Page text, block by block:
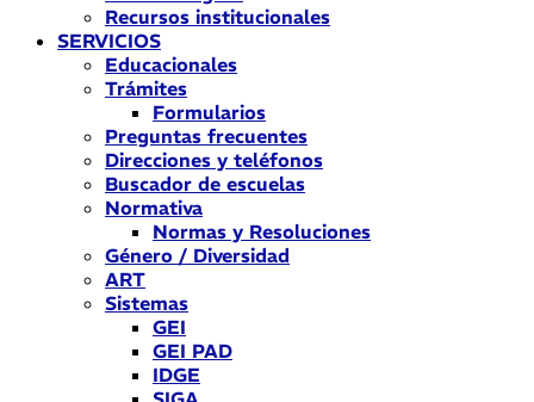
Recursos institucionales
SERVICIOS
Educacionales
Trámites
Formularios
Preguntas frecuentes
Direcciones y teléfonos
Buscador de escuelas
Normativa
Normas y Resoluciones
Género / Diversidad
ART
Sistemas
GEI
GEI PAD
IDGE